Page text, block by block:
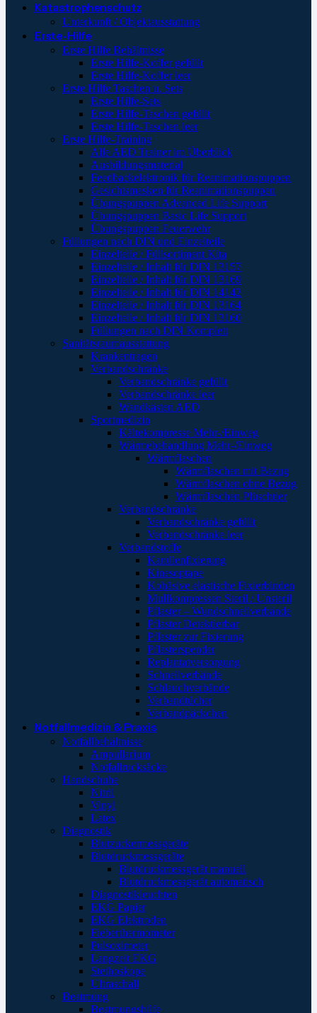
Katastrophenschutz
Unterkunft / Objektausstattung
Erste-Hilfe
Erste Hilfe Behältnisse
Erste Hilfe-Koffer gefüllt
Erste Hilfe-Koffer leer
Erste Hilfe Taschen u. Sets
Erste Hilfe-Sets
Erste Hilfe-Taschen gefüllt
Erste Hilfe-Taschen leer
Erste Hilfe-Training
Alle AED Trainer im Überblick
Ausbildungsmaterial
Feedbackelektronik für Reanimationspuppen
Gesichtsmasken für Reanimationspuppen
Übungspuppen Advanced Life Support
Übungspuppen Basic Life Support
Übungspuppen Feuerwehr
Füllungen nach DIN und Einzelteile
Einzelteile / Füllsortiment Kita
Einzelteile / Inhalt für DIN 13157
Einzelteile / Inhalt für DIN 13169
Einzelteile / Inhalt für DIN 14142
Einzelteile / Inhalt für DIN 13164
Einzelteile / Inhalt für DIN 13160
Füllungen nach DIN Komplett
Sanitätsraumausstattung
Krankentragen
Verbandschränke
Verbandschränke gefüllt
Verbandschränke leer
Wandkästen AED
Sportmedizin
Kältekompresse Mehr-/Einweg
Wärmebehandlung Mehr-/Einweg
Wärmflaschen
Wärmflaschen mit Bezug
Wärmflaschen ohne Bezug
Wärmflaschen Plüschtier
Verbandschränke
Verbandschränke gefüllt
Verbandschränke leer
Verbandstoffe
Kanülenfixierung
Kinesoptape
Kohäsive elastische Fixierbinden
Mullkompressen Steril / Unsteril
Pflaster – Wundschnellverbände
Pflaster Detektierbar
Pflaster zur Fixierung
Pflasterspender
Replantatversorgung
Schnellverbände
Schlauchverbände
Verbandtücher
Verbandpäckchen
Notfallmedizin & Praxis
Notfallbehältnisse
Ampullarium
Notfallrucksäcke
Handschuhe
Nitril
Vinyl
Latex
Diagnostik
Blutzuckermessgeräte
Blutdruckmessgeräte
Blutdruckmessgerät manuell
Blutdruckmessgerät automatisch
Diagnostikleuchten
EKG Papier
EKG Elektroden
Fieberthermometer
Pulsoximeter
Langzeit EKG
Stethoskope
Ultraschall
Beatmung
Beatmungshilfe